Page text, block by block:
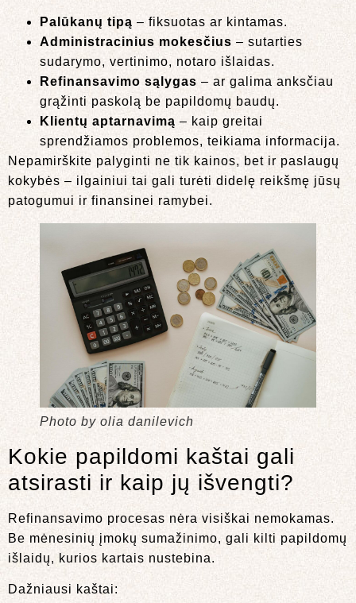
Palūkanų tipą – fiksuotas ar kintamas.
Administracinius mokesčius – sutarties
sudarymo, vertinimo, notaro išlaidas.
Refinansavimo sąlygas – ar galima anksčiau
grąžinti paskolą be papildomų baudų.
Klientų aptarnavimą – kaip greitai
sprendžiamos problemos, teikiama informacija.
Nepamirškite palyginti ne tik kainos, bet ir paslaugų
kokybės – ilgainiui tai gali turėti didelę reikšmę jūsų
patogumui ir finansinei ramybei.
Photo by olia danilevich
Kokie papildomi kaštai gali
atsirasti ir kaip jų išvengti?
Refinansavimo procesas nėra visiškai nemokamas.
Be mėnesinių įmokų sumažinimo, gali kilti papildomų
išlaidų, kurios kartais nustebina.
Dažniausi kaštai: